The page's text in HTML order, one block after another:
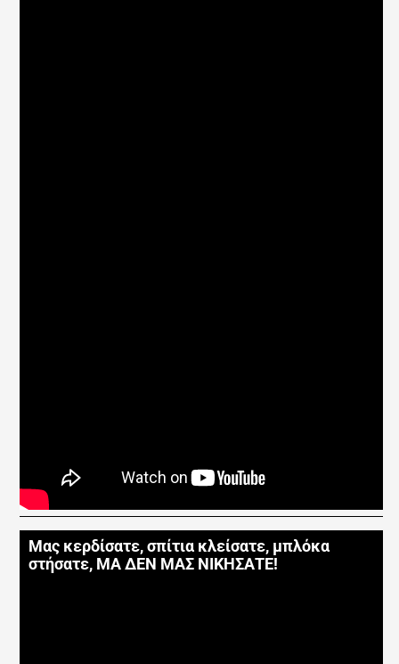
Μας κερδίσατε, σπίτια κλείσατε, μπλόκα
στήσατε, ΜΑ ΔΕΝ ΜΑΣ ΝΙΚΗΣΑΤΕ!